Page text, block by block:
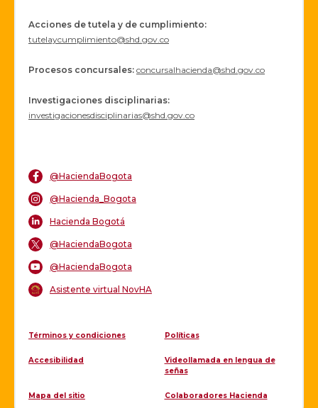
Acciones de tutela y de cumplimiento:
tutelaycumplimiento@shd.gov.co
Procesos concursales: concursalhacienda@shd.gov.co
Investigaciones disciplinarias:
investigacionesdisciplinarias@shd.gov.co
@HaciendaBogota
@Hacienda_Bogota
Hacienda Bogotá
@HaciendaBogota
@HaciendaBogota
Asistente virtual NovHA
Términos y condiciones Políticas
Accesibilidad
Videollamada en lengua de
señas
Mapa del sitio Colaboradores Hacienda